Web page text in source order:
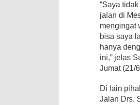
“Saya
jalan di
mengingat
bisa saya
hanya
ini,” jelas
Jumat (21/
Di lain
Jalan Drs.